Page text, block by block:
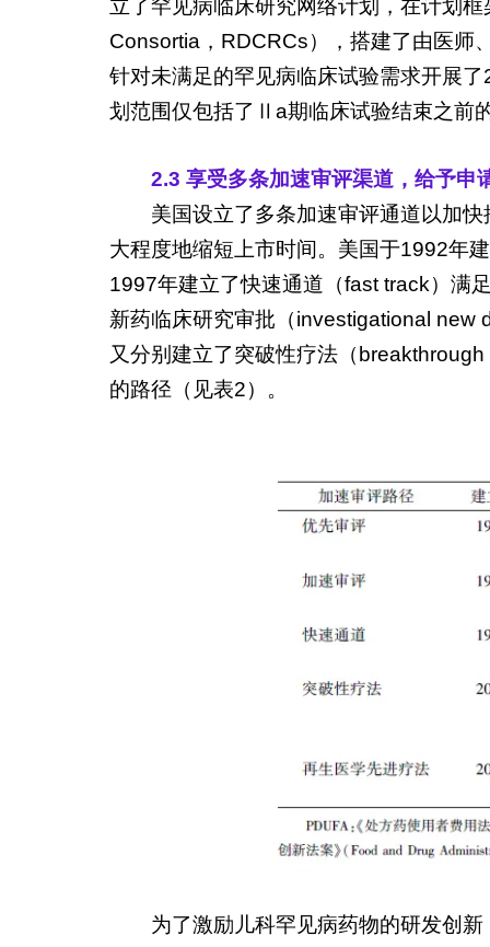
立了罕见病临床研究网络计划，在计划
Consortia，RDCRCs），搭建了由医师
针对未满足的罕见病临床试验需求开展
划范围仅包括了Ⅱa期临床试验结束之前
2.3 享受多条加速审评渠道，给予申
美国设立了多条加速审评通道以加
大程度地缩短上市时间。美国于1992年
1997年建立了快速通道（fast track）满
新药临床研究审批（investigational new
又分别建立了突破性疗法（
的路径（见表2）。
为了激励儿科罕见病药物的研发创